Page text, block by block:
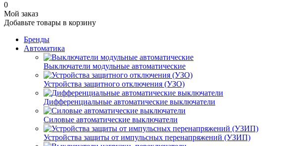
0
Мой заказ
Добавьте товары в корзину
Бренды
Автоматика
Выключатели модульные автоматические
Устройства защитного отключения (УЗО)
Дифференциальные автоматические выключатели
Силовые автоматические выключатели
Устройства защиты от импульсных перенапряжений (УЗИП)